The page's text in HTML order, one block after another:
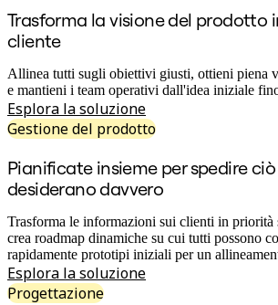
Retail
Per team
Gestione del prodotto
Design e UX
Progettazione
Leadership di prodotto e
Marketing
IT
Sistema operativo del
Trasformazione IA
Trasformazione delle
Esperienza digitale dei
Trasforma la visione del prodotto
cliente
Allinea tutti sugli obiettivi giusti, ottieni piena
e mantieni i team operativi dall'idea iniziale
Esplora la soluzione
Gestione del prodotto
Pianificate insieme per spedire
desiderano davvero
Trasforma le informazioni sui clienti in priorità
crea roadmap dinamiche su cui tutti possono
rapidamente prototipi iniziali per un
Esplora la soluzione
Progettazione